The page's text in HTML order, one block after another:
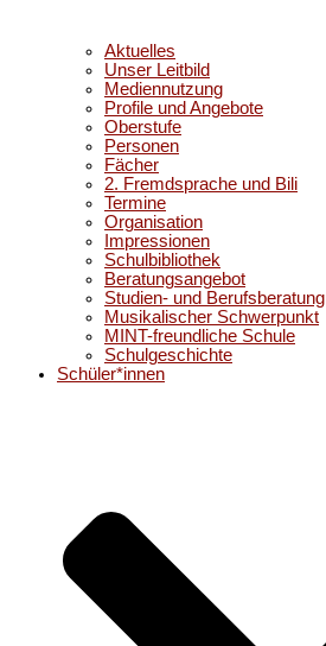
Aktuelles
Unser Leitbild
Mediennutzung
Profile und Angebote
Oberstufe
Personen
Fächer
2. Fremdsprache und Bili
Termine
Organisation
Impressionen
Schulbibliothek
Beratungsangebot
Studien- und Berufsberatung
Musikalischer Schwerpunkt
MINT-freundliche Schule
Schulgeschichte
Schüler*innen